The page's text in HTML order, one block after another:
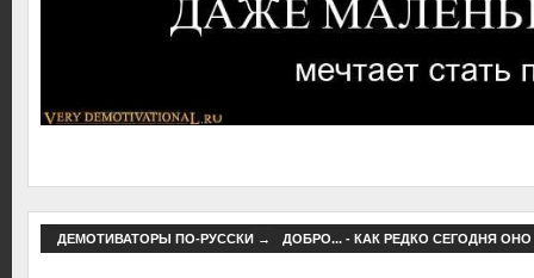
ДЕМОТИВАТОРЫ ПО-РУССКИ→ ДОБРО... - КАК РЕДКО СЕГОДНЯ ОНО